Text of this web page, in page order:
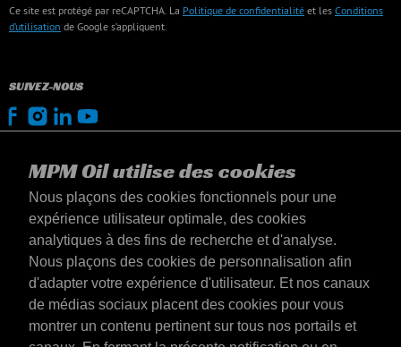
MPM Oil utilise des cookies
Nous plaçons des cookies fonctionnels pour une
expérience utilisateur optimale, des cookies
analytiques à des fins de recherche et d'analyse.
Nous plaçons des cookies de personnalisation afin
d'adapter votre expérience d'utilisateur. Et nos canaux
de médias sociaux placent des cookies pour vous
montrer un contenu pertinent sur tous nos portails et
Ce site est protégé par reCAPTCHA. La Politique de confidentialité et les Conditions
d’utilisation de Google s’appliquent.
SUIVEZ-NOUS